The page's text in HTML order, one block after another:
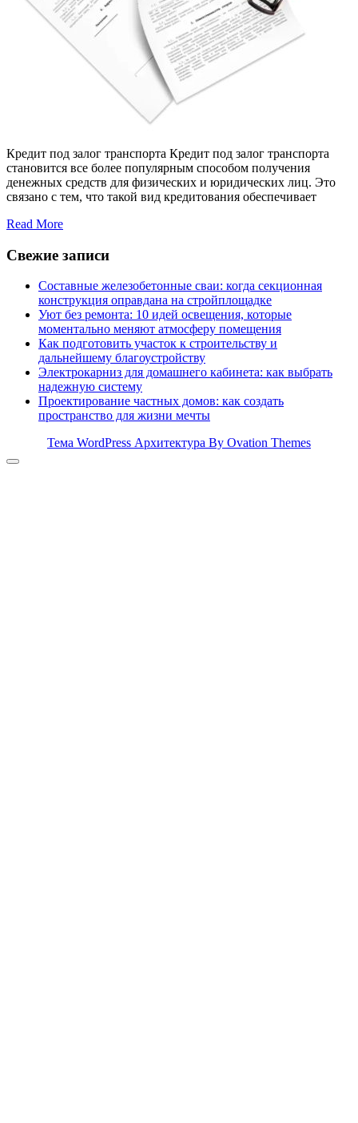
Кредит под залог транспорта Кредит под залог транспорта
становится все более популярным способом получения
денежных средств для физических и юридических лиц. Это
связано с тем, что такой вид кредитования обеспечивает
Read More
Свежие записи
Составные железобетонные сваи: когда секционная
конструкция оправдана на стройплощадке
Уют без ремонта: 10 идей освещения, которые
моментально меняют атмосферу помещения
Как подготовить участок к строительству и
дальнейшему благоустройству
Электрокарниз для домашнего кабинета: как выбрать
надежную систему
Проектирование частных домов: как создать
пространство для жизни мечты
Тема WordPress Архитектура By Ovation Themes